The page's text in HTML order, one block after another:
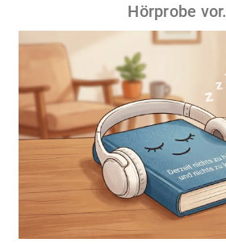
Hörprobe vor.